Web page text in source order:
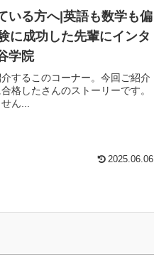
いる方へ|英語も数学も偏
に成功した先輩にインタ
学院
するこのコーナー。今回ご紹介
格したさんのストーリーです。
ん...
2025.06.06